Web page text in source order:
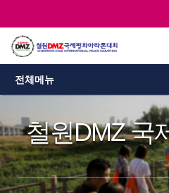
전체메뉴
철원DMZ 국